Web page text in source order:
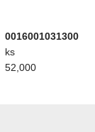
0016001031300
ks
52,000